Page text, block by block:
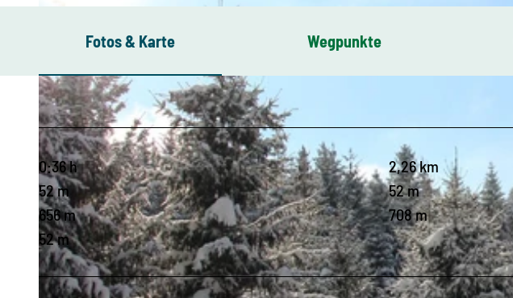
Fotos & Karte Wegpunkte
0:36 h
2,26 km
52 m
52 m
656 m
708 m
52 m